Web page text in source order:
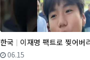
한국 이재명 팩트로 찢어버
등록일
06.15